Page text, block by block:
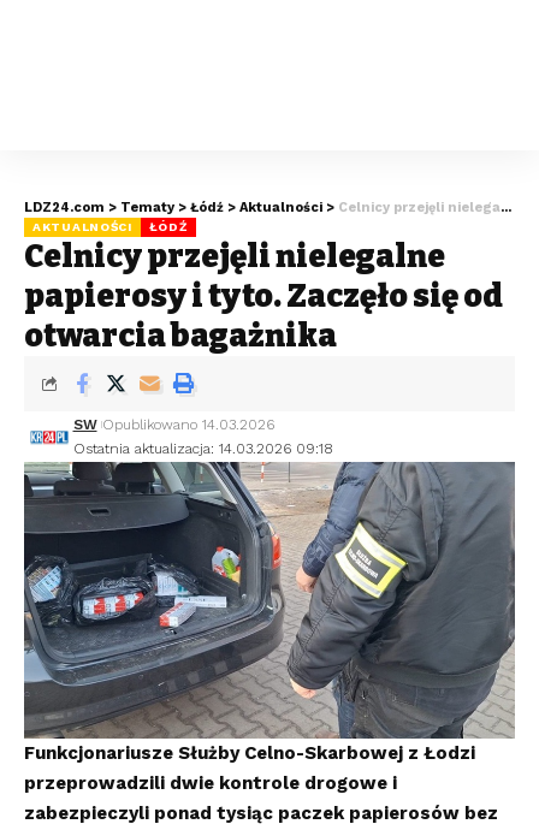
LDZ24.com > Tematy > Łódź > Aktualności > Celnicy przejęli nielegalne papierosy i tytoń. Zaczęło się od otwarcia bagażnika
AKTUALNOŚCI ŁÓDŹ
Celnicy przejęli nielegalne
papierosy i tytoń. Zaczęło się od
otwarcia bagażnika
Ostatnia aktualizacja: 14.03.2026 09:18
SW Opublikowano 14.03.2026
Funkcjonariusze Służby Celno-Skarbowej z Łodzi
przeprowadzili dwie kontrole drogowe i
zabezpieczyli ponad tysiąc paczek papierosów bez